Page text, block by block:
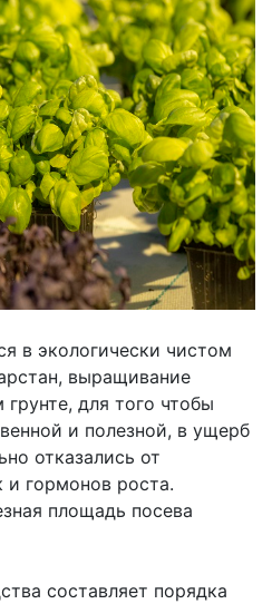
в экологически чистом
выращивание
для того чтобы
и полезной, в ущерб
отказались от
и гормонов роста.
площадь посева
составляет порядка